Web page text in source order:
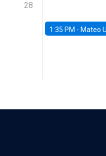
28
1:35 PM - Mateo Uribe-Castro, Universidad de los